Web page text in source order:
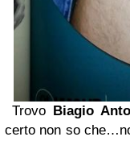
Trovo Biagio
certo non so